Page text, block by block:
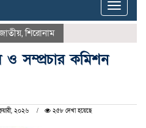
Toggle
,শিরোনাম
সম্প্রচার কমিশন
২০২৬ ২৫৮ দেখা হয়েছে